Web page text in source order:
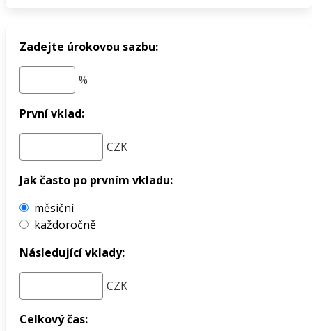
Zadejte úrokovou sazbu:
První vklad:
Jak často po prvním vkladu:
měsíční
každoročně
Následující vklady:
Celkový čas: